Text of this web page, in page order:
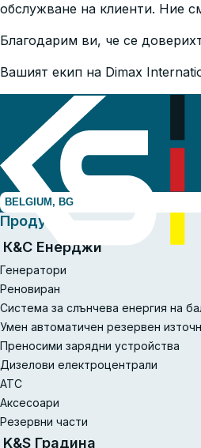
обслужване на клиенти. Ние
Благодарим ви, че се
Вашият екип на Dimax
BELGIUM, BG
Продукти
К&С Енерджи
Генератори
Реновиран
Система за слънчева енергия на
Умен автоматичен резервен
Преносими зарядни устройства
Дизелови електроцентрали
АТС
Аксесоари
Резервни части
K&S Градина